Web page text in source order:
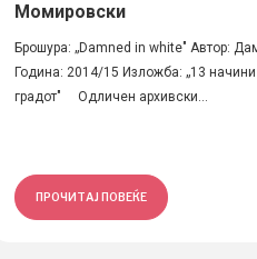
Момировски
Брошура: „Damned in white" Автор:
Година: 2014/15 Изложба: „13
градот" Одличен архивски...
ПРОЧИТАЈ ПОВЕЌЕ